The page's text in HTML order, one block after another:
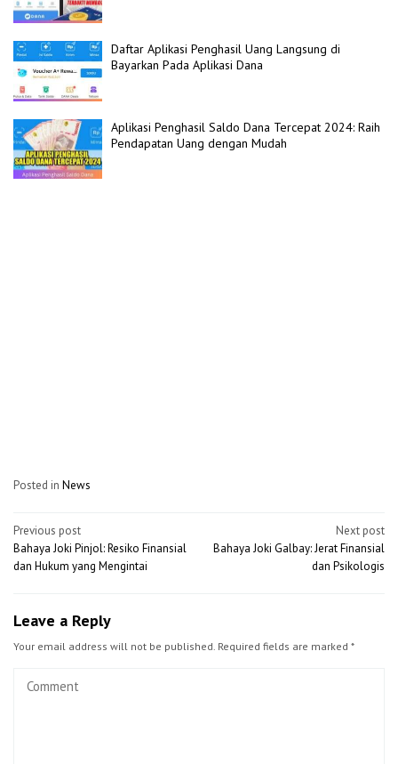
Daftar Aplikasi Penghasil Uang Langsung di
Bayarkan Pada Aplikasi Dana
Aplikasi Penghasil Saldo Dana Tercepat 2024: Raih
Pendapatan Uang dengan Mudah
Posted in News
Post
navigation
Previous post
Bahaya Joki Pinjol: Resiko Finansial
dan Hukum yang Mengintai
Next post
Bahaya Joki Galbay: Jerat Finansial
dan Psikologis
Leave a Reply
Your email address will not be published. Required fields are marked *